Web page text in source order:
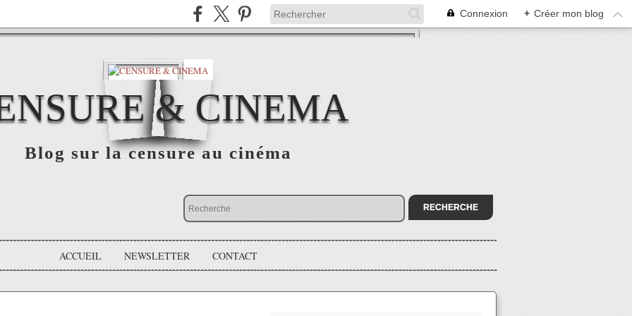
Connexion + Créer mon blog
& CINEMA
Blog sur la censure au cinéma
ACCUEIL NEWSLETTER CONTACT